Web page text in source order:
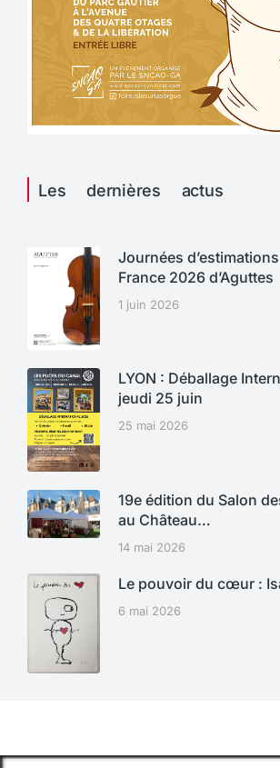
Les dernières actus
Journées
France 2026 d’Aguttes
1 juin 2026
LYON : Déballage
jeudi 25 juin
25 mai 2026
19e édition du Salon
au Château…
14 mai 2026
Le pouvoir du cœur :
6 mai 2026